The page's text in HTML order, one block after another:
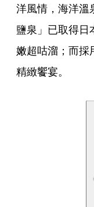
洋風情，海洋溫
鹽泉」已取得日
嫩超咕溜；而採
精緻饗宴。